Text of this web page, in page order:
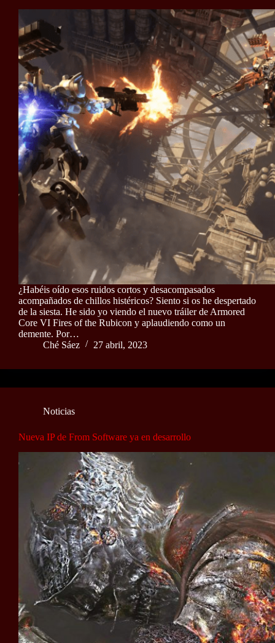
¿Habéis oído esos ruidos cortos y desacompasados
acompañados de chillos histéricos? Siento si os he despertado
de la siesta. He sido yo viendo el nuevo tráiler de Armored
Core VI Fires of the Rubicon y aplaudiendo como un
demente. Por…
Ché Sáez
27 abril, 2023
Noticias
Nueva IP de From Software ya en desarrollo